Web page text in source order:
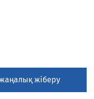
жіберу